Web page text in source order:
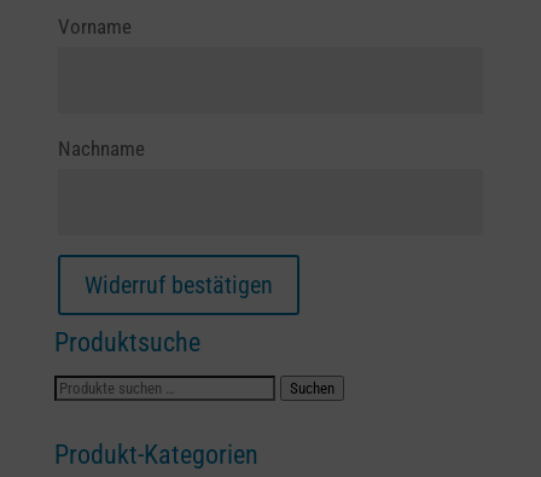
E-
Vorname
Nachname
Widerruf bestätigen
Produktsuche
Suchen
Suchen
Produkt-Kategorien